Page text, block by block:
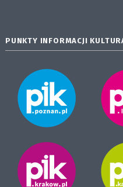
PUNKTY INFORMACJI